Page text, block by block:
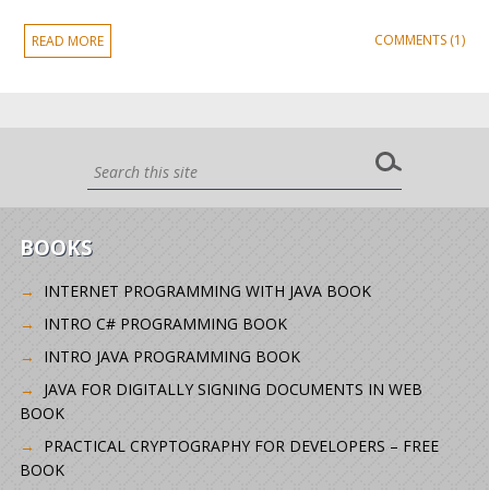
READ MORE COMMENTS (1)
BOOKS
INTERNET PROGRAMMING WITH JAVA BOOK
INTRO C# PROGRAMMING BOOK
INTRO JAVA PROGRAMMING BOOK
JAVA FOR DIGITALLY SIGNING DOCUMENTS IN WEB
BOOK
PRACTICAL CRYPTOGRAPHY FOR DEVELOPERS – FREE
BOOK